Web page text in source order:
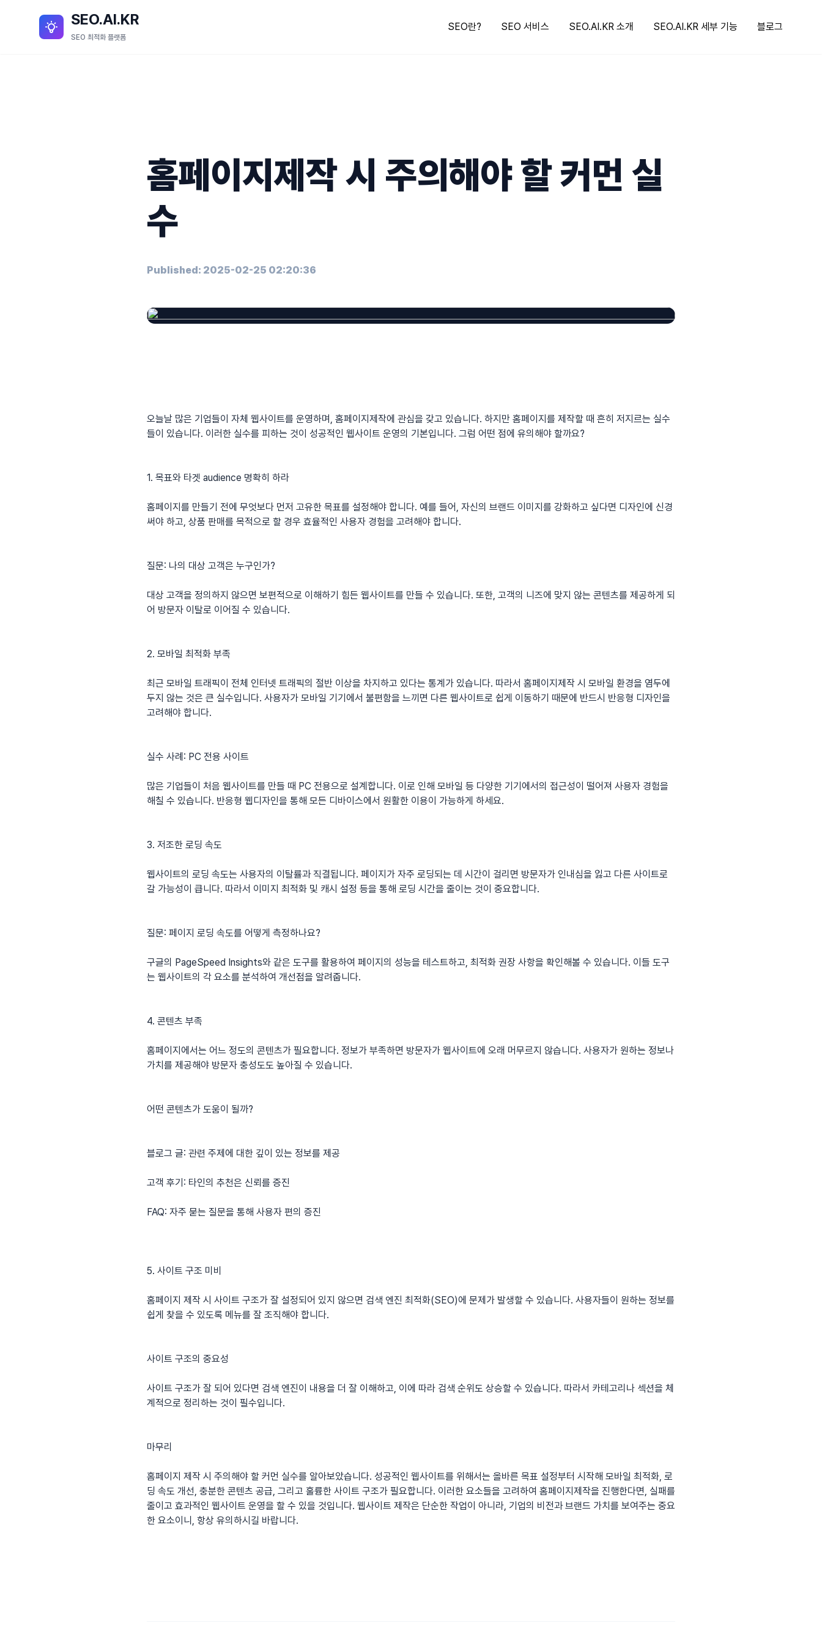
SEO.AI.KR
SEO 최적화 플랫폼
SEO란? SEO 서비스 SEO.AI.KR 소개 SEO.AI.KR 세부 기능 블로그
홈페이지제작 시 주의해야 할 커먼 실
수
Published: 2025-02-25 02:20:36
오늘날 많은 기업들이 자체 웹사이트를 운영하며, 홈페이지제작에 관심을 갖고 있습니다. 하지만 홈페이지를 제작할 때 흔히 저지르는 실수
들이 있습니다. 이러한 실수를 피하는 것이 성공적인 웹사이트 운영의 기본입니다. 그럼 어떤 점에 유의해야 할까요?
1. 목표와 타겟 audience 명확히 하라
홈페이지를 만들기 전에 무엇보다 먼저 고유한 목표를 설정해야 합니다. 예를 들어, 자신의 브랜드 이미지를 강화하고 싶다면 디자인에 신경
써야 하고, 상품 판매를 목적으로 할 경우 효율적인 사용자 경험을 고려해야 합니다.
질문: 나의 대상 고객은 누구인가?
대상 고객을 정의하지 않으면 보편적으로 이해하기 힘든 웹사이트를 만들 수 있습니다. 또한, 고객의 니즈에 맞지 않는 콘텐츠를 제공하게 되
어 방문자 이탈로 이어질 수 있습니다.
2. 모바일 최적화 부족
최근 모바일 트래픽이 전체 인터넷 트래픽의 절반 이상을 차지하고 있다는 통계가 있습니다. 따라서 홈페이지제작 시 모바일 환경을 염두에
두지 않는 것은 큰 실수입니다. 사용자가 모바일 기기에서 불편함을 느끼면 다른 웹사이트로 쉽게 이동하기 때문에 반드시 반응형 디자인을
고려해야 합니다.
실수 사례: PC 전용 사이트
많은 기업들이 처음 웹사이트를 만들 때 PC 전용으로 설계합니다. 이로 인해 모바일 등 다양한 기기에서의 접근성이 떨어져 사용자 경험을
해칠 수 있습니다. 반응형 웹디자인을 통해 모든 디바이스에서 원활한 이용이 가능하게 하세요.
3. 저조한 로딩 속도
웹사이트의 로딩 속도는 사용자의 이탈률과 직결됩니다. 페이지가 자주 로딩되는 데 시간이 걸리면 방문자가 인내심을 잃고 다른 사이트로
갈 가능성이 큽니다. 따라서 이미지 최적화 및 캐시 설정 등을 통해 로딩 시간을 줄이는 것이 중요합니다.
질문: 페이지 로딩 속도를 어떻게 측정하나요?
구글의 PageSpeed Insights와 같은 도구를 활용하여 페이지의 성능을 테스트하고, 최적화 권장 사항을 확인해볼 수 있습니다. 이들 도구
는 웹사이트의 각 요소를 분석하여 개선점을 알려줍니다.
4. 콘텐츠 부족
홈페이지에서는 어느 정도의 콘텐츠가 필요합니다. 정보가 부족하면 방문자가 웹사이트에 오래 머무르지 않습니다. 사용자가 원하는 정보나
가치를 제공해야 방문자 충성도도 높아질 수 있습니다.
어떤 콘텐츠가 도움이 될까?
블로그 글: 관련 주제에 대한 깊이 있는 정보를 제공
고객 후기: 타인의 추천은 신뢰를 증진
FAQ: 자주 묻는 질문을 통해 사용자 편의 증진
5. 사이트 구조 미비
홈페이지 제작 시 사이트 구조가 잘 설정되어 있지 않으면 검색 엔진 최적화(SEO)에 문제가 발생할 수 있습니다. 사용자들이 원하는 정보를
쉽게 찾을 수 있도록 메뉴를 잘 조직해야 합니다.
사이트 구조의 중요성
사이트 구조가 잘 되어 있다면 검색 엔진이 내용을 더 잘 이해하고, 이에 따라 검색 순위도 상승할 수 있습니다. 따라서 카테고리나 섹션을 체
계적으로 정리하는 것이 필수입니다.
마무리
홈페이지 제작 시 주의해야 할 커먼 실수를 알아보았습니다. 성공적인 웹사이트를 위해서는 올바른 목표 설정부터 시작해 모바일 최적화, 로
딩 속도 개선, 충분한 콘텐츠 공급, 그리고 훌륭한 사이트 구조가 필요합니다. 이러한 요소들을 고려하여 홈페이지제작을 진행한다면, 실패를
줄이고 효과적인 웹사이트 운영을 할 수 있을 것입니다. 웹사이트 제작은 단순한 작업이 아니라, 기업의 비전과 브랜드 가치를 보여주는 중요
한 요소이니, 항상 유의하시길 바랍니다.